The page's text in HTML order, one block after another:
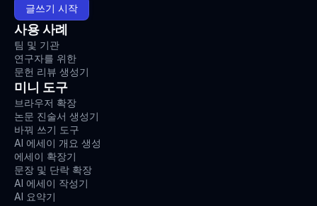
글쓰기 시작
사용 사례
팀 및 기관
연구자를 위한
문헌 리뷰 생성기
미니 도구
브라우저 확장
논문 진술서 생성기
바꿔 쓰기 도구
AI 에세이 개요 생성
에세이 확장기
문장 및 단락 확장
AI 에세이 작성기
AI 요약기